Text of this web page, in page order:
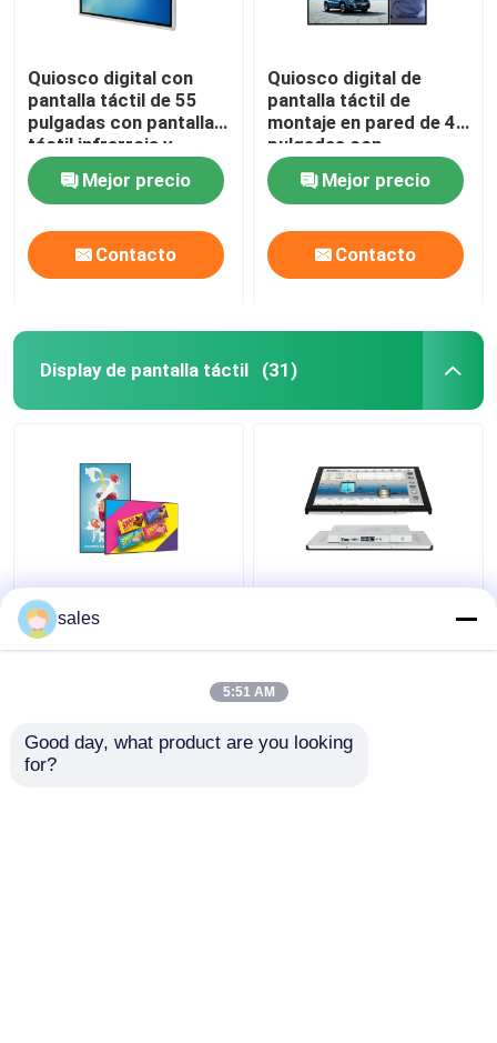
Quiosco digital con
pantalla táctil de 55
pulgadas con pantalla
táctil infrarroja y
sistema operativo
Windows todo en uno
Mejor precio
Contacto
Quiosco digital de
pantalla táctil de
montaje en pared de 43
pulgadas con
almacenamiento SSD
de 128 GB y pantalla
táctil capacitiva
Mejor precio
Contacto
Display de pantalla táctil (31)
Display de pantalla
táctil capacitiva de 32
pulgadas con
Monitor con pantalla
interactiva
impermeable IP65
sales
5:51 AM
Good day, what product are you looking
for?